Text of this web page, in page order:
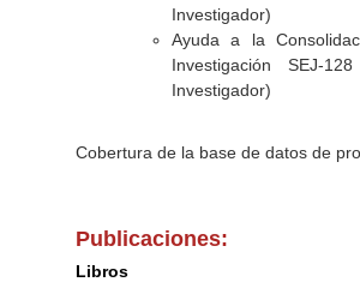
Investigador)
Ayuda a la
Investigación SEJ-
Investigador)
Cobertura de la base de datos de
Publicaciones:
Libros